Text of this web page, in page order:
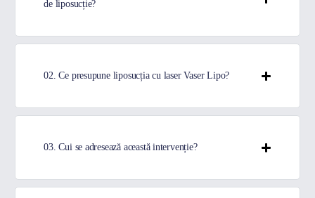
de liposucție?
02. Ce presupune liposucția cu laser Vaser Lipo?
03. Cui se adresează această intervenție?